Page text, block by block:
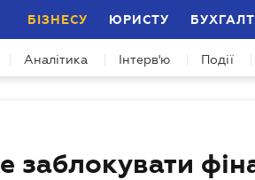
БІЗНЕСУ ЮРИСТУ
Аналітика Інтерв'ю Події
заблокувати